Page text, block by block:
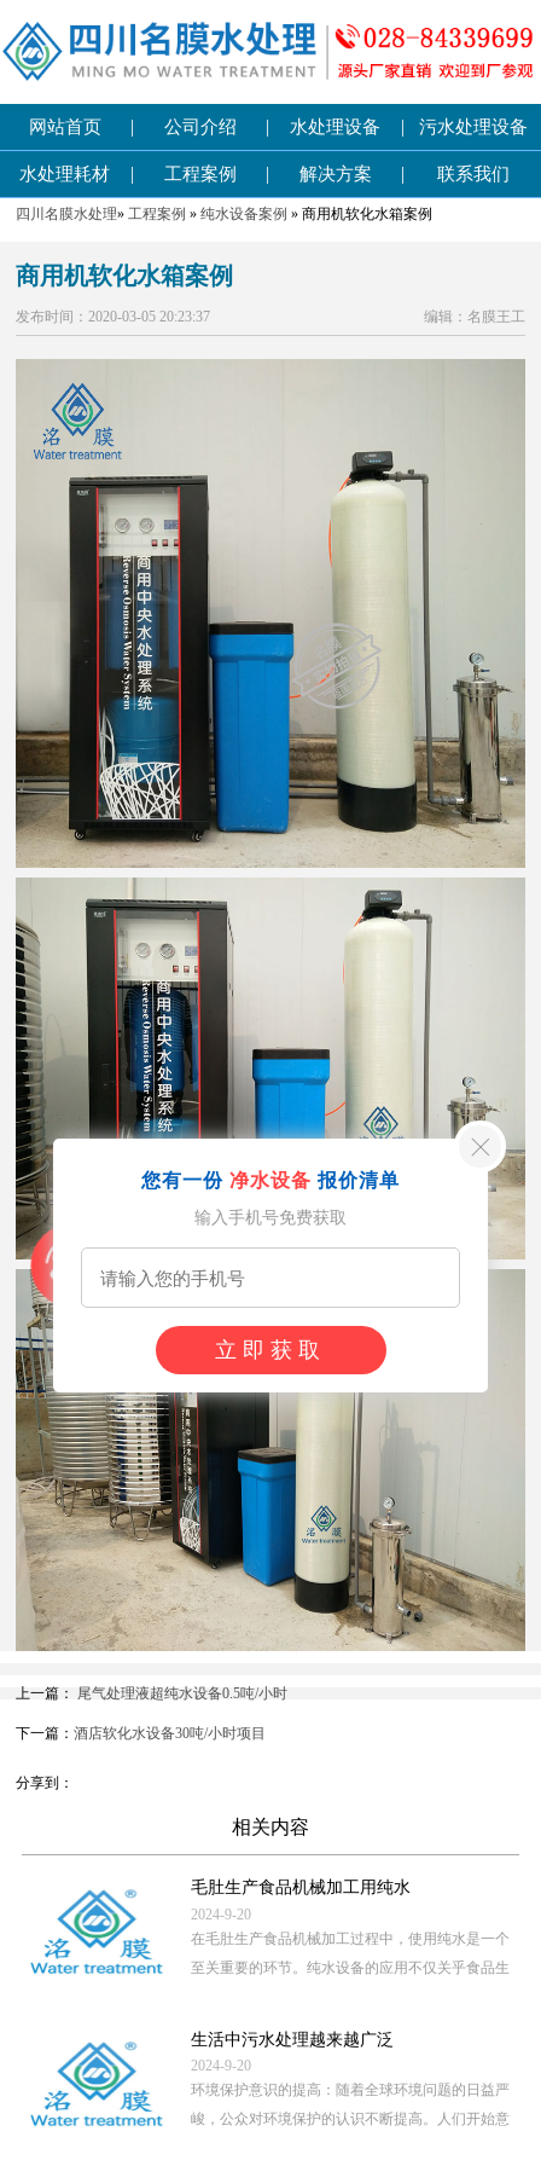
网站首页 | 公司介绍 | 水处理设备 | 污水处理设备
水处理耗材 | 工程案例 | 解决方案 | 联系我们
四川名膜水处理»工程案例 »纯水设备案例 » 商用机软化水箱案例
商用机软化水箱案例
发布时间：2020-03-05 20:23:37 编辑：名膜王工
上一篇： 尾气处理液超纯水设备0.5吨/小时
下一篇：酒店软化水设备30吨/小时项目
分享到：
相关内容
毛肚生产食品机械加工用纯水
2024-9-20
在毛肚生产食品机械加工过程中，使用纯水是一个
至关重要的环节。纯水设备的应用不仅关乎食品生
生活中污水处理越来越广泛
2024-9-20
环境保护意识的提高：随着全球环境问题的日益严
峻，公众对环境保护的认识不断提高。人们开始意
您有一份 净水设备 报价清单
输入手机号免费获取
立即获取